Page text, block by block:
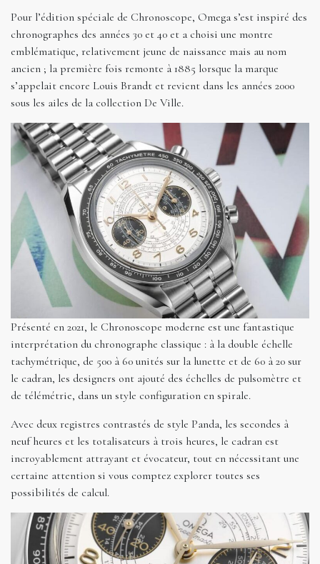
Pour l’édition spéciale de Chronoscope, Omega s’est inspiré des
chronographes des années 30 et 40 et a choisi une montre
emblématique, relativement jeune de naissance mais au nom
ancien ; la première fois remonte à 1885 lorsque la marque
s’appelait encore Louis Brandt et revient dans les années 2000
sous les ailes de la collection De Ville.
Présenté en 2021, le Chronoscope moderne est une fantastique
interprétation du chronographe classique : à la double échelle
tachymétrique, de 500 à 60 unités sur la lunette et de 60 à 20 sur
le cadran, les designers ont ajouté des échelles de pulsomètre et
de télémétrie, dans un style configuration en spirale.
Avec deux registres contrastés de style Panda, les secondes à
neuf heures et les totalisateurs à trois heures, le cadran est
incroyablement attrayant et évocateur, tout en nécessitant une
certaine attention si vous comptez explorer toutes ses
possibilités de calcul.